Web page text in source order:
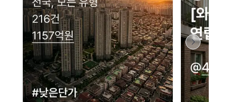
네이버 지도 연결 안내
현재 네이버 지도 연결이 원활하지 않아 지도를 불러올 수 없습니다.
이용에 불편을 드려 죄송합니다.
다시 시도